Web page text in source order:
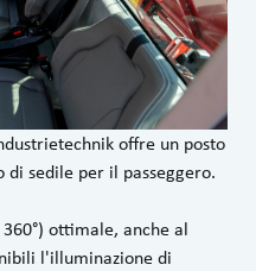
offre un posto
sedile per il passeggero.
ottimale, anche al
l'illuminazione di